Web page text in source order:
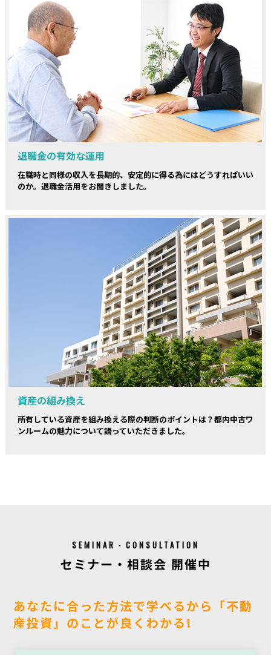
退職金の有効な運用
在職時と同様の収入を長期的、安定的に得る為にはどうすればいい
のか。退職金活用をお聞きしました。
資産の組み換え
所有している資産を組み換える際の判断のポイントは？都内中古ワ
ンルームの魅力について語っていただきました。
SEMINAR・CONSULTATION
セミナー・相談会 開催中
あなたに合った方法で学べるから「不動
産投資」のことが良くわかる!